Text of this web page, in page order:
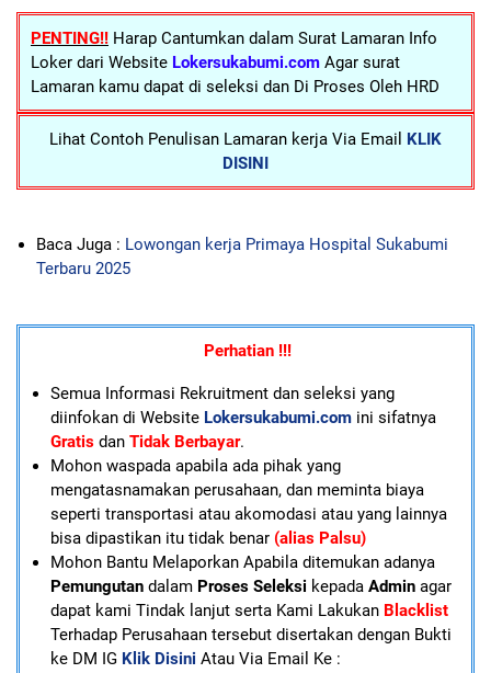
PENTING!! Harap Cantumkan dalam Surat Lamaran Info
Loker dari Website Lokersukabumi.com Agar surat
Lamaran kamu dapat di seleksi dan Di Proses Oleh HRD
Lihat Contoh Penulisan Lamaran kerja Via Email KLIK
DISINI
Baca Juga : Lowongan kerja Primaya Hospital Sukabumi
Terbaru 2025
Perhatian !!!
Semua Informasi Rekruitment dan seleksi yang
diinfokan di Website Lokersukabumi.comini sifatnya
Gratisdan Tidak Berbayar.
Mohon waspada apabila ada pihak yang
mengatasnamakan perusahaan, dan meminta biaya
seperti transportasi atau akomodasi atau yang lainnya
bisa dipastikan itu tidak benar (alias Palsu)
Mohon Bantu Melaporkan Apabila ditemukan adanya
Pemungutandalam Proses Seleksi kepada Adminagar
dapat kami Tindak lanjut serta Kami LakukanBlacklist
Terhadap Perusahaan tersebut disertakan dengan Bukti
ke DM IG Klik Disini Atau Via Email Ke :